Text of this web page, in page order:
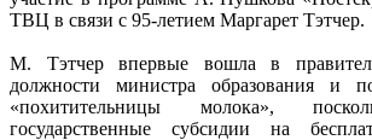
ТВЦ в связи с 95-летием Маргарет Тэтчер.
М. Тэтчер впервые вошла в
должности министра образования и
«похитительницы молока»,
государственные субсидии на